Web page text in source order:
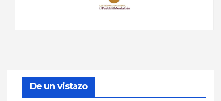
De un vistazo